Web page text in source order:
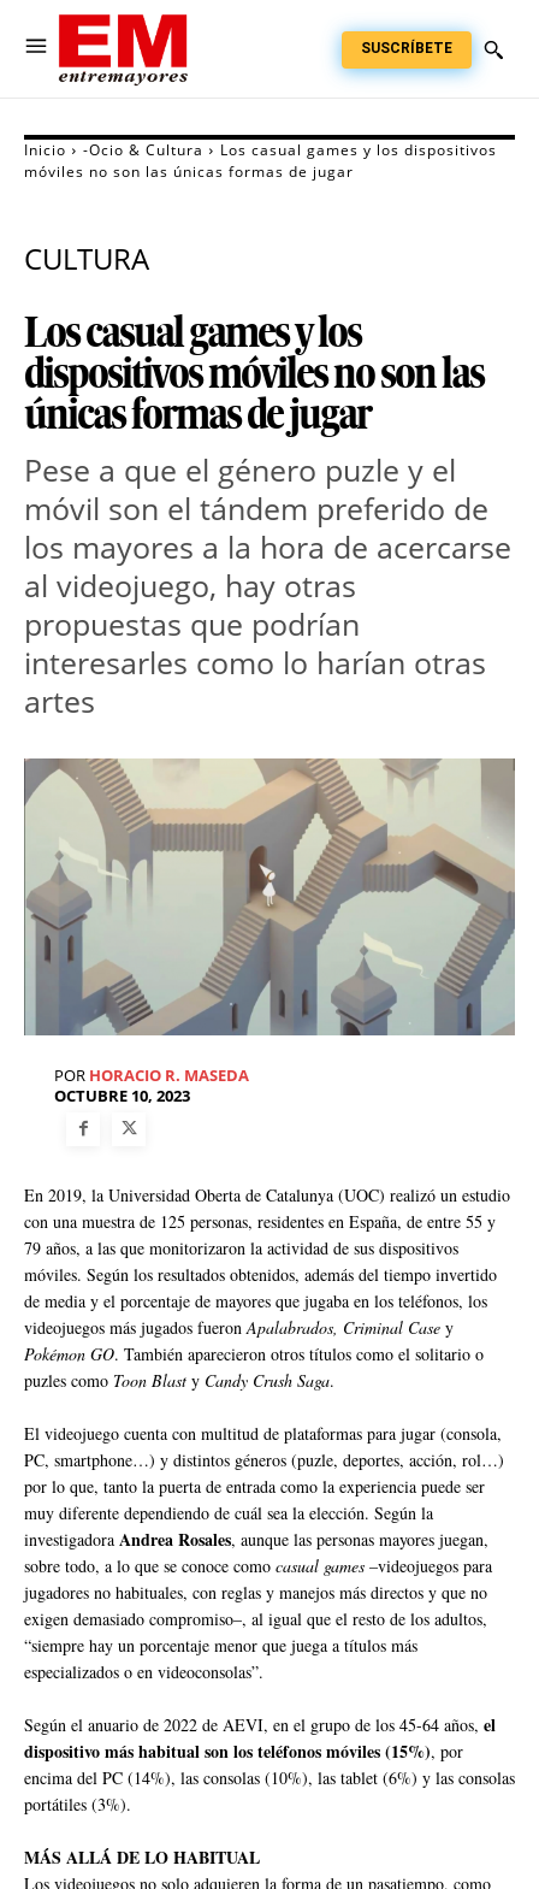
SUSCRÍBETE
Inicio -Ocio & Cultura
Los casual games y los dispositivos
móviles no son las únicas formas de jugar
CULTURA
Los casual games y los
dispositivos móviles no son las
únicas formas de jugar
Pese a que el género puzle y el
móvil son el tándem preferido de
los mayores a la hora de acercarse
al videojuego, hay otras
propuestas que podrían
interesarles como lo harían otras
artes
POR HORACIO R. MASEDA
OCTUBRE 10, 2023
En 2019, la Universidad Oberta de Catalunya (UOC) realizó un estudio
con una muestra de 125 personas, residentes en España, de entre 55 y
79 años, a las que monitorizaron la actividad de sus dispositivos
móviles. Según los resultados obtenidos, además del tiempo invertido
de media y el porcentaje de mayores que jugaba en los teléfonos, los
videojuegos más jugados fueron Apalabrados, Criminal Case y
Pokémon GO. También aparecieron otros títulos como el solitario o
puzles como Toon Blast y Candy Crush Saga.
El videojuego cuenta con multitud de plataformas para jugar (consola,
PC, smartphone…) y distintos géneros (puzle, deportes, acción, rol…)
por lo que, tanto la puerta de entrada como la experiencia puede ser
muy diferente dependiendo de cuál sea la elección. Según la
investigadora Andrea Rosales, aunque las personas mayores juegan,
sobre todo, a lo que se conoce como casual games –videojuegos para
jugadores no habituales, con reglas y manejos más directos y que no
exigen demasiado compromiso–, al igual que el resto de los adultos,
“siempre hay un porcentaje menor que juega a títulos más
especializados o en videoconsolas”.
Según el anuario de 2022 de AEVI, en el grupo de los 45-64 años, el
dispositivo más habitual son los teléfonos móviles (15%), por
encima del PC (14%), las consolas (10%), las tablet (6%) y las consolas
portátiles (3%).
MÁS ALLÁ DE LO HABITUAL
Los videojuegos no solo adquieren la forma de un pasatiempo, como